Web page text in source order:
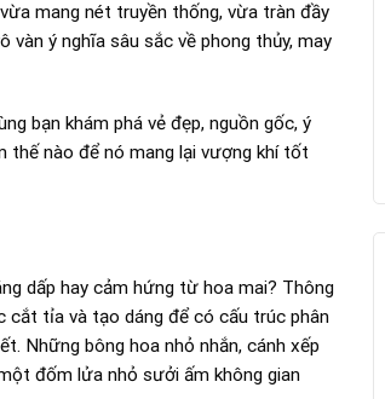
mang nét truyền thống, vừa tràn đầy
ý nghĩa sâu sắc về phong thủy, may
bạn khám phá vẻ đẹp, nguồn gốc, ý
thế nào để nó mang lại vượng khí tốt
dấp hay cảm hứng từ hoa mai? Thông
cắt tỉa và tạo dáng để có cấu trúc phân
Những bông hoa nhỏ nhắn, cánh xếp
đốm lửa nhỏ sưởi ấm không gian